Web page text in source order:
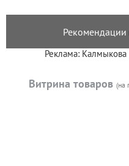
Реклама:
Витрина товаров (на